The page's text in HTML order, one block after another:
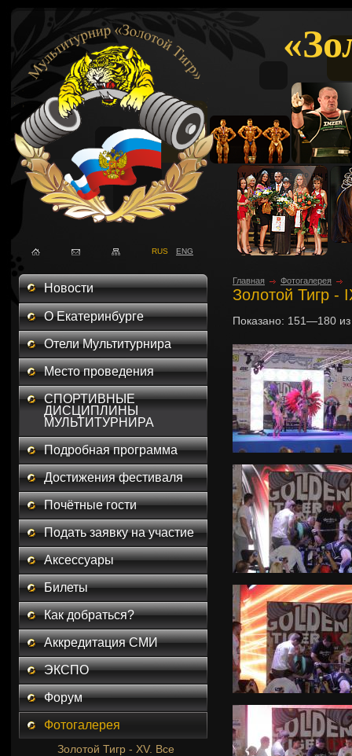
RUS ENG
Новости
О Екатеринбурге
Отели Мультитурнира
Место проведения
СПОРТИВНЫЕ
ДИСЦИПЛИНЫ
МУЛЬТИТУРНИРА
Подробная программа
Достижения фестиваля
Почётные гости
Подать заявку на участие
Аксессуары
Билеты
Как добраться?
Аккредитация СМИ
ЭКСПО
Форум
Фотогалерея
Золотой Тигр - XV. Все
Главная Фотогалерея
Золотой Тигр -
Показано: 151—180